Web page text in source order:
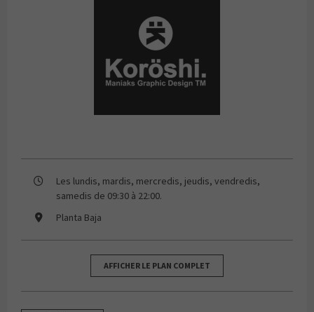
Les lundis, mardis, mercredis, jeudis, vendredis,
samedis de 09:30 à 22:00.
Planta Baja
AFFICHER LE PLAN COMPLET